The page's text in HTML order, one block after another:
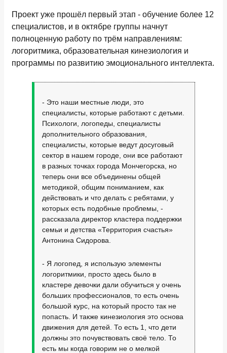
Проект уже прошёл первый этап - обучение более 12
специалистов, и в октябре группы начнут
полноценную работу по трём направлениям:
логоритмика, образовательная кинезиология и
программы по развитию эмоционального интеллекта.
- Это наши местные люди, это
специалисты, которые работают с детьми.
Психологи, логопеды, специалисты
дополнительного образования,
специалисты, которые ведут досуговый
сектор в нашем городе, они все работают
в разных точках города Мончегорска, но
теперь они все объединены общей
методикой, общим пониманием, как
действовать и что делать с ребятами, у
которых есть подобные проблемы, -
рассказала директор кластера поддержки
семьи и детства «Территория счастья»
Антонина Сидорова.
- Я логопед, я использую элементы
логоритмики, просто здесь было в
кластере девочки дали обучиться у очень
больших профессионалов, то есть очень
большой курс, на который просто так не
попасть. И также кинезиология это основа
движения для детей. То есть 1, что дети
должны это почувствовать своё тело. То
есть мы когда говорим не о мелкой